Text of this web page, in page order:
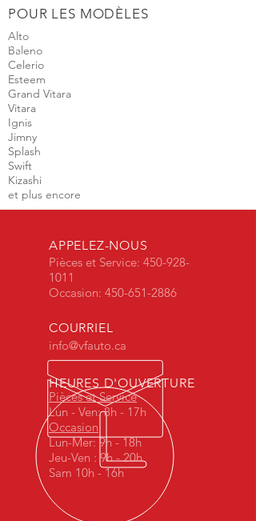
POUR LES MODÈLES
Alto
Baleno
Celerio
Esteem
Grand Vitara
Vitara
Ignis
Jimny
Splash
Swift
Kizashi
et plus encore
APPELEZ-NOUS
Pièces et Service: 450-928-
1011
Occasion: 450-651-2886
COURRIEL
info@vfauto.ca
HEURES D'OUVERTURE
Pièces et Service
Lun - Ven: 8h - 17h
Occasion
Lun-Mer: 9h - 18h
Jeu-Ven : 9h - 20h
Sam 10h - 16h